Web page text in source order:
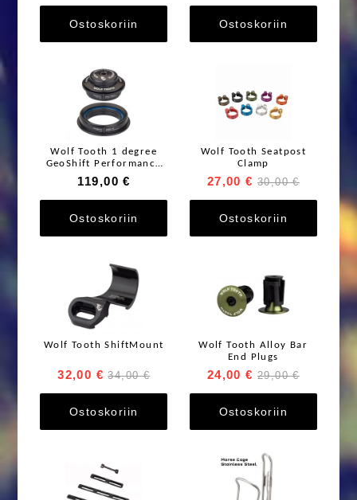
Ostoskoriin Ostoskoriin
Wolf Tooth 1 degree
GeoShift Performance
Angle Headset
119,00 €
Ostoskoriin
Wolf Tooth Seatpost
Clamp
27,00 € 30,00 €
Ostoskoriin
Wolf Tooth ShiftMount
32,00 € 34,00 €
Ostoskoriin
Wolf Tooth Alloy Bar
End Plugs
24,00 € 29,00 €
Ostoskoriin